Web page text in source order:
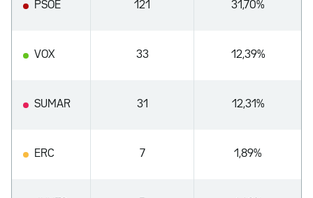
PSOE 121 31,70%
VOX 33 12,39%
SUMAR 31 12,31%
ERC 7 1,89%